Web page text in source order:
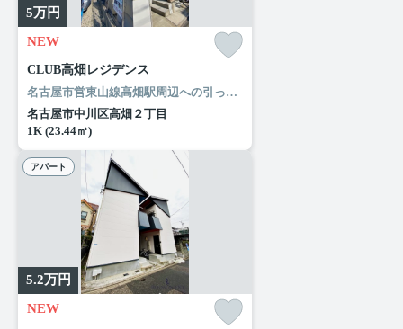
5万円
NEW
CLUB高畑レジデンス
名古屋市営東山線高畑駅周辺への引っ越しをお考えなら「CLUB高畑レジデンス」。室内設備は追い焚き・エアコン・ネット使用料不要など豊富に揃っており、過ごしやすいお部屋になっております。憧れのシステムキッチンで快適なクッキングライフを。名古屋市中川区の住まい探しをお手伝いします。ルームエージェント（リアルマークス）がお客様に合った住まいをご紹介いたしますので、まずはお気軽にお問い合わせ下さい。
名古屋市中川区高畑２丁目
1K (23.44㎡)
アパート
5.2万円
NEW